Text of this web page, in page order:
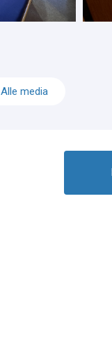
Alle media